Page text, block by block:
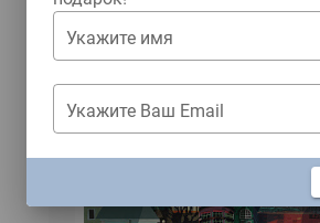
Укажите имя
Укажите Ваш Email